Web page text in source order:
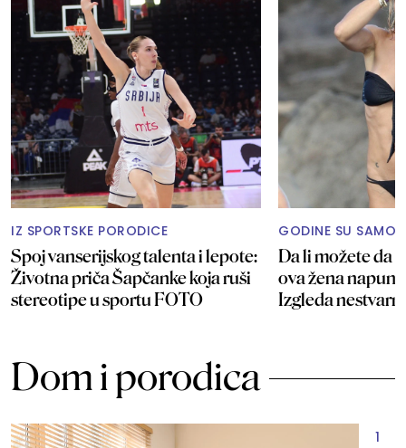
IZ SPORTSKE PORODICE
Spoj vanserijskog talenta i lepote:
Životna priča Šapčanke koja ruši
stereotipe u sportu FOTO
GODINE SU SAMO
Da li možete da
ova žena
Izgleda
Dom i porodica
1